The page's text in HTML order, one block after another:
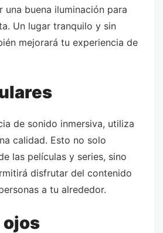
una buena iluminación para
Un lugar tranquilo y sin
mejorará tu experiencia de
de sonido inmersiva, utiliza
calidad. Esto no solo
las películas y series, sino
disfrutar del contenido
a tu alrededor.
ojos